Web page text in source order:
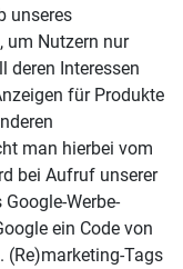
unseres
um Nutzern nur
deren Interessen
für Produkte
man hierbei vom
bei Aufruf unserer
Werbe-
ein Code von
(Re)marketing-Tags